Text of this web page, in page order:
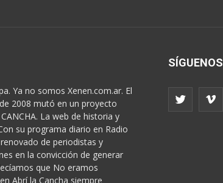
Ya no somos Xenen.com.ar. El
2008 mutó en un proyecto
La web de historia y
su programa diario en Radio
de periodistas y
en la convicción de generar
que No eramos
Abrí la Cancha siempre
SÍGUENOS